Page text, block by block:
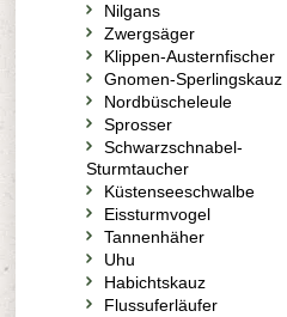
Nilgans
Zwergsäger
Klippen-Austernfischer
Gnomen-Sperlingskauz
Nordbüscheleule
Sprosser
Schwarzschnabel-
Sturmtaucher
Küstenseeschwalbe
Eissturmvogel
Tannenhäher
Uhu
Habichtskauz
Flussuferläufer